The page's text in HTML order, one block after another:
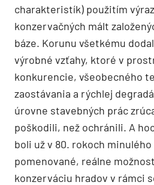
charakteristík) použitím
konzervačných mált
báze. Korunu všetkému
výrobné vzťahy, ktoré v
konkurencie, všeobecného
zaostávania a rýchlej
úrovne stavebných prác
poškodili, než ochránili. A
boli už v 80. rokoch
pomenované, reálne
konzerváciu hradov v rámci